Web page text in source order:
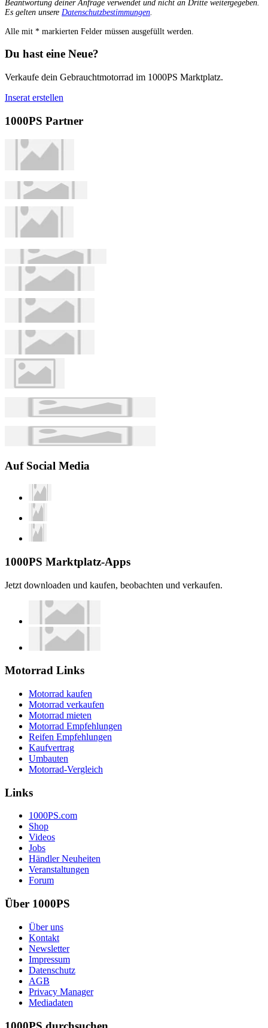
Beantwortung deiner Anfrage verwendet und nicht an Dritte weitergegeben.
Es gelten unsere Datenschutzbestimmungen.
Alle mit * markierten Felder müssen ausgefüllt werden.
Du hast eine Neue?
Verkaufe dein Gebrauchtmotorrad im 1000PS Marktplatz.
Inserat erstellen
1000PS Partner
Auf Social Media
1000PS Marktplatz-Apps
Jetzt downloaden und kaufen, beobachten und verkaufen.
Motorrad Links
Motorrad kaufen
Motorrad verkaufen
Motorrad mieten
Motorrad Empfehlungen
Reifen Empfehlungen
Kaufvertrag
Umbauten
Motorrad-Vergleich
Links
1000PS.com
Shop
Videos
Jobs
Händler Neuheiten
Veranstaltungen
Forum
Über 1000PS
Über uns
Kontakt
Newsletter
Impressum
Datenschutz
AGB
Privacy Manager
Mediadaten